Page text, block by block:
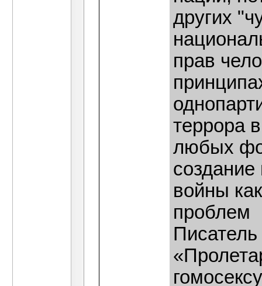
других
прав
террора
любых
войны
проблем